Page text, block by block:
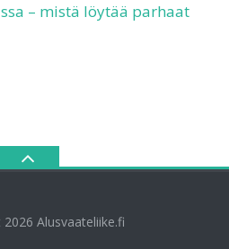
– mistä löytää parhaat
Alusvaateliike.fi